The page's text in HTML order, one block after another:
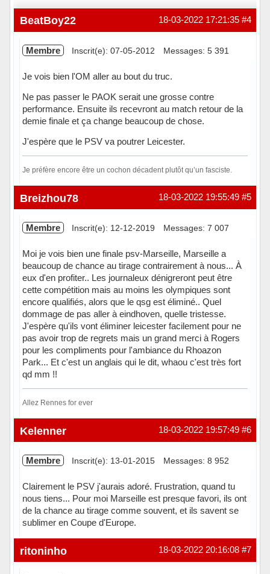
#4
18-03-2022 17:21:35
BeatBoy22
Membre Inscrit(e): 07-05-2012 Messages: 5 391
Je vois bien l'OM aller au bout du truc.
Ne pas passer le PAOK serait une grosse contre
performance. Ensuite ils recevront au match retour de la
demie finale et ça change beaucoup de chose.
J'espère que le PSV va poutrer Leicester.
Je préfère encore être un cochon décadent plutôt qu’un fasciste.
Hors ligne #5
18-03-2022 19:55:49
Breizhou78
Membre Inscrit(e): 12-12-2019 Messages: 7 007
Moi je vois bien une finale psv-Marseille, Marseille a
beaucoup de chance au tirage contrairement à nous... À
eux d'en profiter.. Les journaleux dénigreront peut être
cette compétition mais au moins les olympiques sont
encore qualifiés, alors que le qsg est éliminé.. Quel
dommage de pas aller à eindhoven, quelle tristesse.
J'espère qu'ils vont éliminer leicester facilement pour ne
pas avoir trop de regrets mais un grand merci à Rogers
pour les compliments pour l'ambiance du Rhoazon
Park... Et c'est un anglais qui le dit, whaou c'est très fort
qd mm !!
Allez Rennes for ever
Hors ligne #6
18-03-2022 19:57:49
Kelenner
Membre Inscrit(e): 13-01-2015 Messages: 8 952
Clairement le PSV j'aurais adoré. Frustration, quand tu
nous tiens... Pour moi Marseille est presque favori, ils ont
de la chance au tirage comme souvent, et ils savent se
sublimer en Coupe d'Europe.
Hors ligne #7
18-03-2022 20:16:08
ritoninho